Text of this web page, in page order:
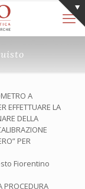
A
EFFETTUARE LA
DELLA
PER
Fiorentino
PROCEDURA